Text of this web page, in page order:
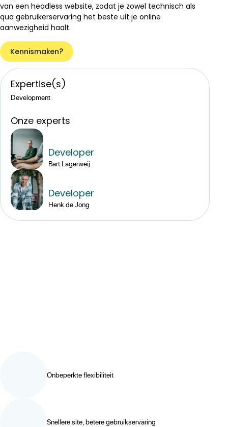
van een headless website, zodat je zowel technisch als
qua gebruikerservaring het beste uit je online
aanwezigheid haalt.
Kennismaken?
Expertise(s)
Development
Onze experts
Developer
Bart Lagerweij
Developer
Henk de Jong
Onbeperkte flexibiliteit
Snellere site, betere gebruikservaring